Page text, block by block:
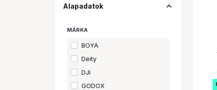
Alapadatok expand_less
MÁRKA
BOYA
Deity
DJI
GODOX